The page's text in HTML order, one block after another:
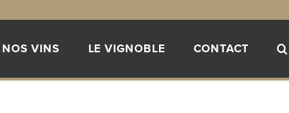
NOS VINS LE VIGNOBLE CONTACT